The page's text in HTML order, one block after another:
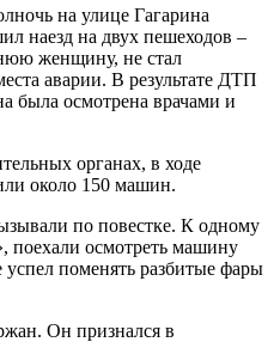
на улице Гагарина
наезд на двух пешеходов –
женщину, не стал
аварии. В результате ДТП
была осмотрена врачами и
органах, в ходе
около 150 машин.
по повестке. К одному
поехали осмотреть машину
поменять разбитые фары
Он признался в